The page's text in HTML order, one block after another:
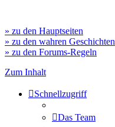
» zu den Hauptseiten
» zu den wahren Geschichten
» zu den Forums-Regeln
Zum Inhalt
Schnellzugriff
Das Team